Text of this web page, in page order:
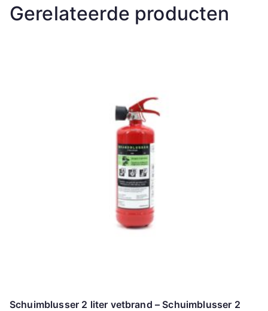
Gerelateerde producten
Schuimblusser 2 liter vetbrand – Schuimblusser 2